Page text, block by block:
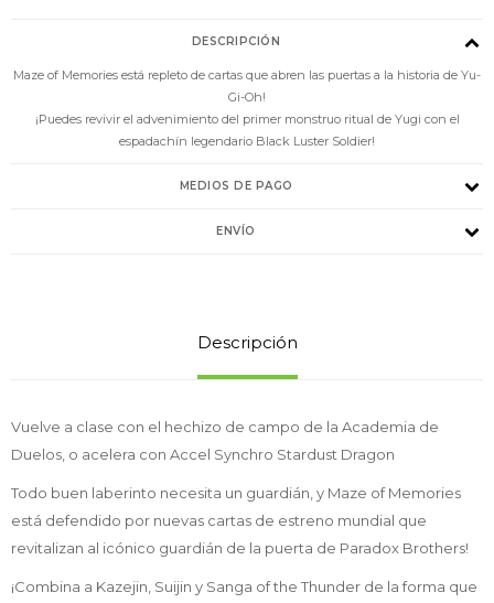
DESCRIPCIÓN
Maze of Memories está repleto de cartas que abren las puertas a la historia de Yu-
Gi-Oh!
¡Puedes revivir el advenimiento del primer monstruo ritual de Yugi con el
espadachín legendario Black Luster Soldier!
MEDIOS DE PAGO
ENVÍO
Descripción
Vuelve a clase con el hechizo de campo de la Academia de
Duelos, o acelera con Accel Synchro Stardust Dragon
Todo buen laberinto necesita un guardián, y Maze of Memories
está defendido por nuevas cartas de estreno mundial que
revitalizan al icónico guardián de la puerta de Paradox Brothers!
¡Combina a Kazejin, Suijin y Sanga of the Thunder de la forma que